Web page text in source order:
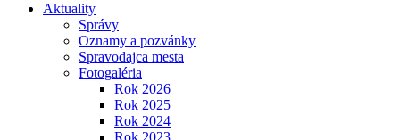
Aktuality
Správy
Oznamy a pozvánky
Spravodajca mesta
Fotogaléria
Rok 2026
Rok 2025
Rok 2024
Rok 2023